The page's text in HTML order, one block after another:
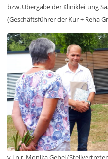
bzw. Übergabe der Klinikleitung
(Geschäftsführer der Kur + Reha
v.l.n.r. Monika Gebel